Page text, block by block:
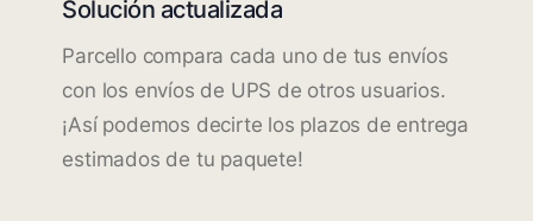
Solución actualizada
Parcello compara cada uno de tus envíos
con los envíos de UPS de otros usuarios.
¡Así podemos decirte los plazos de entrega
estimados de tu paquete!